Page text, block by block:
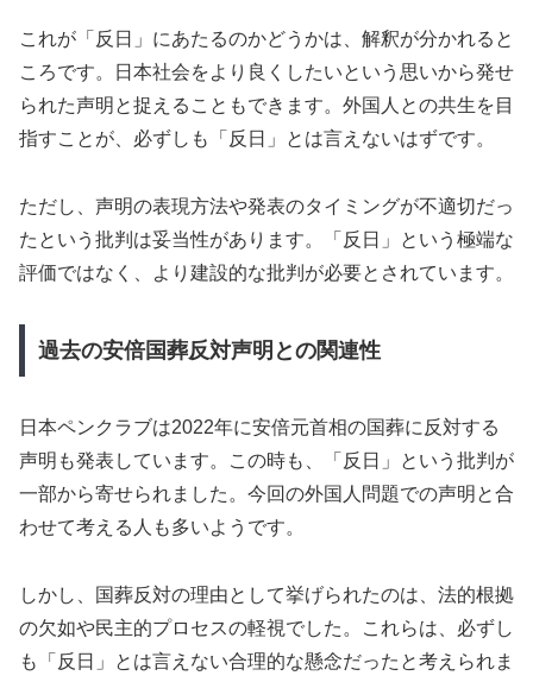
これが「反日」にあたるのかどうかは、解釈が分かれると
ころです。日本社会をより良くしたいという思いから発せ
られた声明と捉えることもできます。外国人との共生を目
指すことが、必ずしも「反日」とは言えないはずです。
ただし、声明の表現方法や発表のタイミングが不適切だっ
たという批判は妥当性があります。「反日」という極端な
評価ではなく、より建設的な批判が必要とされています。
過去の安倍国葬反対声明との関連性
日本ペンクラブは2022年に安倍元首相の国葬に反対する
声明も発表しています。この時も、「反日」という批判が
一部から寄せられました。今回の外国人問題での声明と合
わせて考える人も多いようです。
しかし、国葬反対の理由として挙げられたのは、法的根拠
の欠如や民主的プロセスの軽視でした。これらは、必ずし
も「反日」とは言えない合理的な懸念だったと考えられま